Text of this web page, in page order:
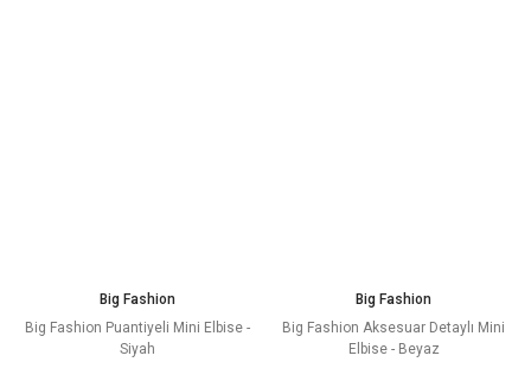
Big Fashion
Big Fashion Puantiyeli Mini Elbise -
Siyah
Big Fashion
Big Fashion Aksesuar Detaylı Mini
Elbise - Beyaz